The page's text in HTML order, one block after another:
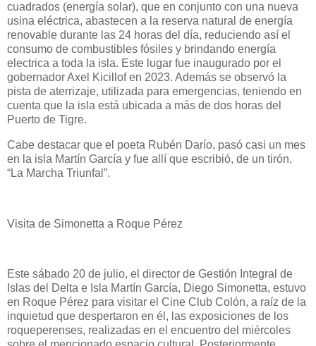
cuadrados (energía solar), que en conjunto con una nueva
usina eléctrica, abastecen a la reserva natural de energía
renovable durante las 24 horas del día, reduciendo así el
consumo de combustibles fósiles y brindando energía
electrica a toda la isla. Este lugar fue inaugurado por el
gobernador Axel Kicillof en 2023. Además se observó la
pista de aterrizaje, utilizada para emergencias, teniendo en
cuenta que la isla está ubicada a más de dos horas del
Puerto de Tigre.
Cabe destacar que el poeta Rubén Darío, pasó casi un mes
en la isla Martín García y fue allí que escribió, de un tirón,
“La Marcha Triunfal”.
Visita de Simonetta a Roque Pérez
Este sábado 20 de julio, el director de Gestión Integral de
Islas del Delta e Isla Martín García, Diego Simonetta, estuvo
en Roque Pérez para visitar el Cine Club Colón, a raíz de la
inquietud que despertaron en él, las exposiciones de los
roqueperenses, realizadas en el encuentro del miércoles